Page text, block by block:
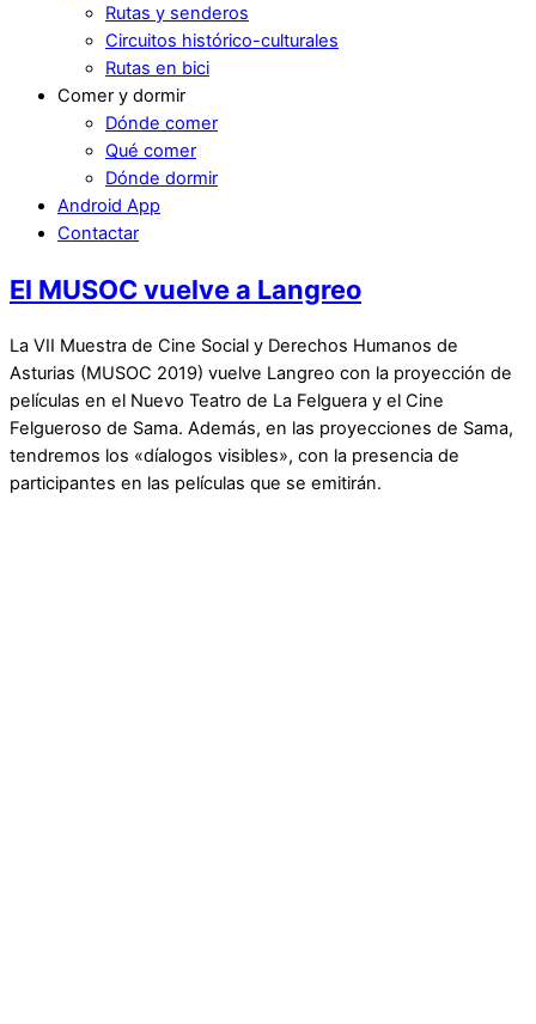
Rutas y senderos
Circuitos histórico-culturales
Rutas en bici
Comer y dormir
Dónde comer
Qué comer
Dónde dormir
Android App
Contactar
El MUSOC vuelve a Langreo
La VII Muestra de Cine Social y Derechos Humanos de
Asturias (MUSOC 2019) vuelve Langreo con la proyección de
películas en el Nuevo Teatro de La Felguera y el Cine
Felgueroso de Sama. Además, en las proyecciones de Sama,
tendremos los «díalogos visibles», con la presencia de
participantes en las películas que se emitirán.